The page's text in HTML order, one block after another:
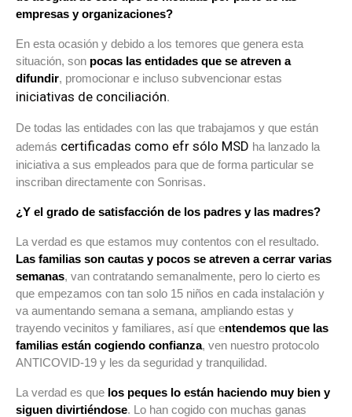
empresas y organizaciones?
En esta ocasión y debido a los temores que genera esta
situación, son pocas las entidades que se atreven a
difundir, promocionar e incluso subvencionar estas
iniciativas de conciliación.
De todas las entidades con las que trabajamos y que están
además certificadas como efr sólo MSD ha lanzado la
iniciativa a sus empleados para que de forma particular se
inscriban directamente con Sonrisas.
¿Y el grado de satisfacción de los padres y las madres?
La verdad es que estamos muy contentos con el resultado.
Las familias son cautas y pocos se atreven a cerrar varias
semanas, van contratando semanalmente, pero lo cierto es
que empezamos con tan solo 15 niños en cada instalación y
va aumentando semana a semana, ampliando estas y
trayendo vecinitos y familiares, así que entendemos que las
familias están cogiendo confianza, ven nuestro protocolo
ANTICOVID-19 y les da seguridad y tranquilidad.
La verdad es que los peques lo están haciendo muy bien y
siguen divirtiéndose. Lo han cogido con muchas ganas